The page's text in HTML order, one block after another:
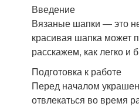
Введение
Вязаные шапки — это
красивая шапка может
расскажем, как легко и
Подготовка к работе
Перед началом
отвлекаться во время